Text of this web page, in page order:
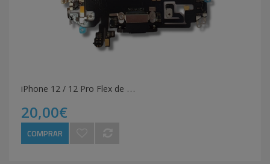
i
Phone 12 / 12 Pro Flex de carga
20,00€
COMPRAR